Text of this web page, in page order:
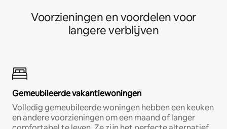
Voorzieningen en voordelen voor
langere verblijven
Gemeubileerde vakantiewoningen
Volledig gemeubileerde woningen hebben een keuken
en andere voorzieningen om een maand of langer